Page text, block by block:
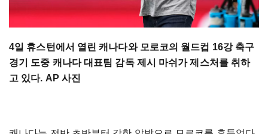
4일 휴스턴에서 열린 캐나다와 모로코의 월드컵 16강 축구
경기 도중 캐나다 대표팀 감독 제시 마쉬가 제스처를 취하
고 있다. AP 사진